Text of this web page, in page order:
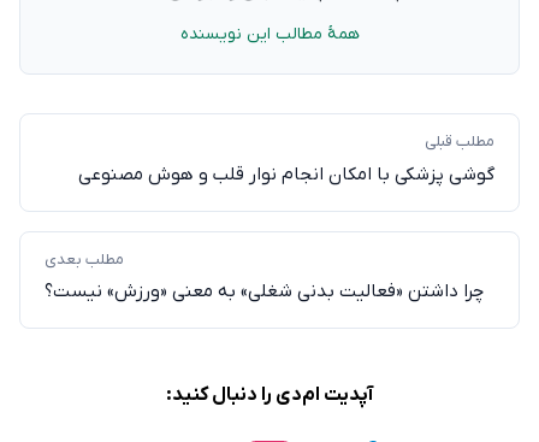
همهٔ مطالب این نویسنده
مطلب قبلی
گوشی پزشکی با امکان انجام نوار قلب و هوش مصنوعی
مطلب بعدی
چرا داشتن «فعالیت بدنی شغلی» به معنی «ورزش» نیست؟
آپدیت ام‌دی را دنبال کنید: